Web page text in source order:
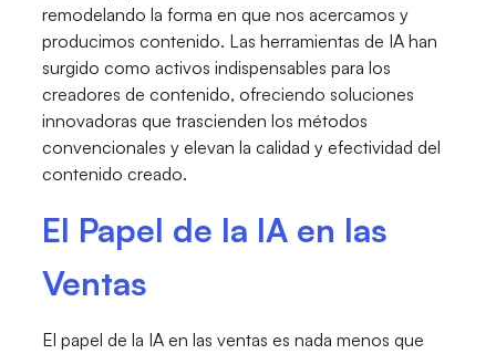
remodelando la forma en que nos acercamos y
producimos contenido. Las herramientas de IA han
surgido como activos indispensables para los
creadores de contenido, ofreciendo soluciones
innovadoras que trascienden los métodos
convencionales y elevan la calidad y efectividad del
contenido creado.
El Papel de la IA en las
Ventas
El papel de la IA en las ventas es nada menos que